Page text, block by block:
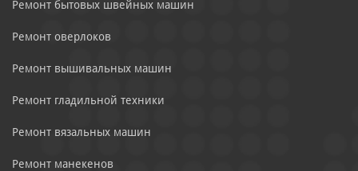
Ремонт бытовых швейных машин
Ремонт оверлоков
Ремонт вышивальных машин
Ремонт гладильной техники
Ремонт вязальных машин
Ремонт манекенов